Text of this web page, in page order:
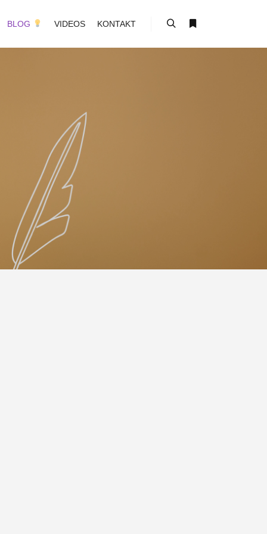
BLOG VIDEOS KONTAKT